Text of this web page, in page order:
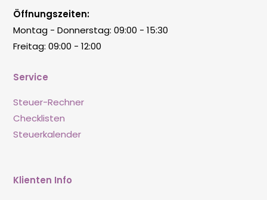
Service
Steuer-Rechner
Checklisten
Steuerkalender
Klienten Info
Öffnungszeiten:
Montag - Donnerstag: 09:00 - 15:30
Freitag: 09:00 - 12:00